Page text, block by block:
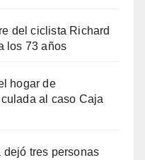
del ciclista Richard
los 73 años
hogar de
al caso Caja
tres personas